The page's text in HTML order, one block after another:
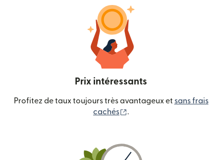
Prix intéressants
Profitez de taux toujours très avantageux et sans frais
cachés
.